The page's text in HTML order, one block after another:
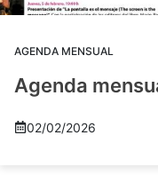
AGENDA MENSUAL
Agenda
02/02/2026